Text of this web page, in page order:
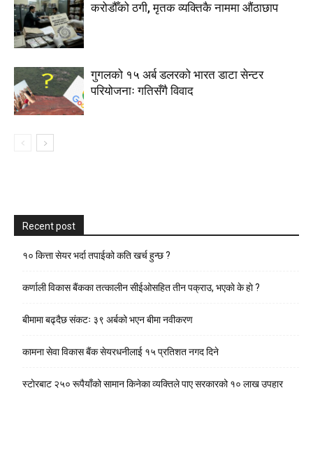
करोडौँको ठगी, मृतक व्यक्तिकै नाममा औंठाछाप
गुगलको १५ अर्ब डलरको भारत डाटा सेन्टर
परियोजनाः गतिसँगै विवाद
Recent post
१० कित्ता सेयर भर्दा तपाईको कति खर्च हुन्छ ?
कर्णाली विकास बैंकका तत्कालीन सीईओसहित तीन पक्राउ, भएकाे के हाे ?
बीमामा बढ्दैछ संकटः ३९ अर्बको भएन बीमा नवीकरण
कामना सेवा विकास बैंक सेयरधनीलाई १५ प्रतिशत नगद दिने
स्टाेरबाट २५० रूपैयाँको सामान किनेका व्यक्तिले पाए सरकारको १० लाख उपहार